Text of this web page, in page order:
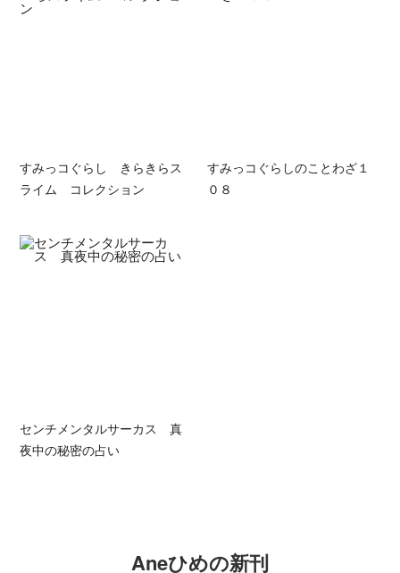
すみっコぐらし きらきらス
ライム コレクション
すみっコぐらしのことわざ１
０８
センチメンタルサーカス 真
夜中の秘密の占い
Aneひめの新刊